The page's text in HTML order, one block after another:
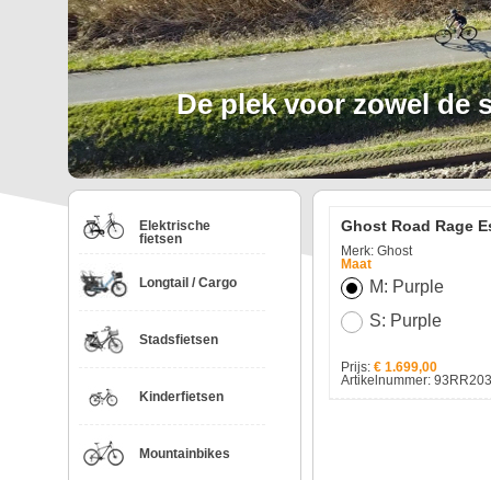
De plek voor zowel de
Elektrische
fietsen
Longtail / Cargo
Stadsfietsen
Kinderfietsen
Mountainbikes
Ghost Road Rage
Merk: Ghost
Maat
M: Purple
S: Purple
Prijs: € 1.699,00
Artikelnummer: